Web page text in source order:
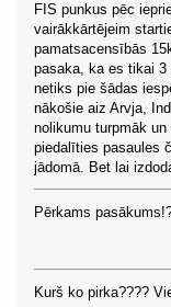
FIS punkus pēc
vairākkārtējeim
pamatsacensībās
pasaka, ka es tikai 3
netiks pie šādas
nākošie aiz Arvja,
nolikumu turpmāk
piedalīties pasaules
jādomā. Bet lai
Pērkams
Kurš ko pirka????